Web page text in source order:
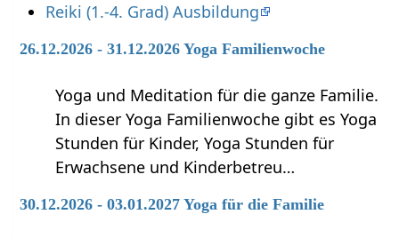
Reiki (1.-4. Grad) Ausbildung
26.12.2026 - 31.12.2026 Yoga Familienwoche
Yoga und Meditation für die ganze Familie.
In dieser Yoga Familienwoche gibt es Yoga
Stunden für Kinder, Yoga Stunden für
Erwachsene und Kinderbetreu…
30.12.2026 - 03.01.2027 Yoga für die Familie